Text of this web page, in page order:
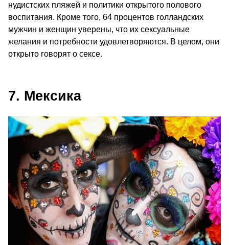
нудистских пляжей и политики открытого полового
воспитания. Кроме того, 64 процентов голландских
мужчин и женщин уверены, что их сексуальные
желания и потребности удовлетворяются. В целом, они
открыто говорят о сексе.
7. Мексика